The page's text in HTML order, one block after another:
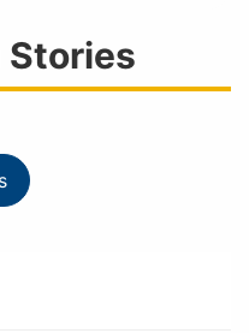
Stories